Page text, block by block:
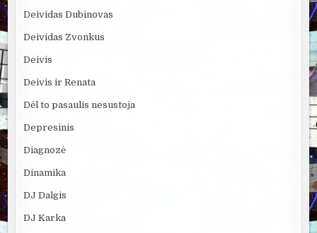
Deividas Dubinovas
Deividas Zvonkus
Deivis
Deivis ir Renata
Dėl to pasaulis nesustoja
Depresinis
Diagnozė
Dinamika
DJ Dalgis
DJ Karka